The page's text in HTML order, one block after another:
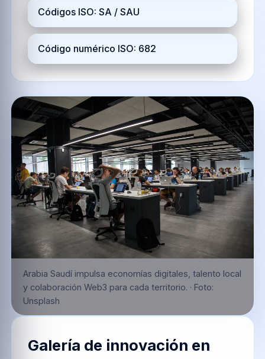
Códigos ISO: SA / SAU
Código numérico ISO: 682
Arabia Saudí impulsa economías digitales, talento local
y colaboración Web3 para cada territorio. · Foto:
Unsplash
Galería de innovación en